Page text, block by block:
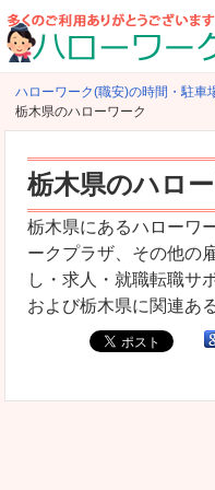
ハローワーク(職安)の時間・駐車
栃木県のハローワーク
栃木県のハロ
栃木県にあるハローワ
ークプラザ、その他の
し・求人・就職転職サ
および栃木県に関連あ